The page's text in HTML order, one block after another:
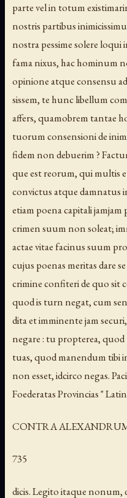
parte vel in totum
nostris partibus
nostra pessime solere
fama nixus, hac hominum
opinione atque consensu
sissem, te hunc libellum
affers, quamobrem tantae
tuorum consensioni de
fidem non debuerim ?
que est reorum, qui multis
convictus atque damnatus
etiam poena capitali
crimen suum non soleat;
actae vitae facinus suum
cujus poenas meritas dare
crimine confiteri de quo sit
quod is turn negat, cum
dita et imminente jam
negare : tu propterea,
tuas, quod manendum tibi
non esset, idcirco negas.
Foederatas Provincias "
CONTRA
735
dicis. Legito itaque nonum,